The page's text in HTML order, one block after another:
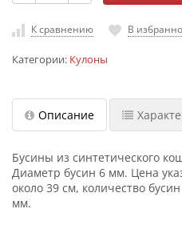
К сравнению В
Категории: Кулоны
Описание
Бусины из синтетического
Диаметр бусин 6 мм. Цена
около 39 см, количество
мм.